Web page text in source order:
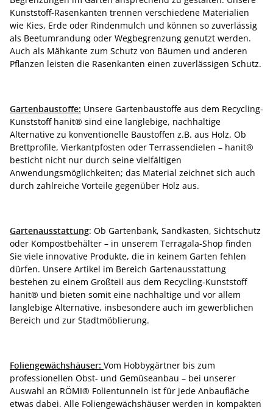
Kunststoff-Rasenkanten trennen verschiedene Materialien
wie Kies, Erde oder Rindenmulch und können so zuverlässig
als Beetumrandung oder Wegbegrenzung genutzt werden.
Auch als Mähkante zum Schutz von Bäumen und anderen
Pflanzen leisten die Rasenkanten einen zuverlässigen Schutz.
Gartenbaustoffe: Unsere Gartenbaustoffe aus dem Recycling-
Kunststoff hanit® sind eine langlebige, nachhaltige
Alternative zu konventionelle Baustoffen z.B. aus Holz. Ob
Brettprofile, Vierkantpfosten oder Terrassendielen – hanit®
besticht nicht nur durch seine vielfältigen
Anwendungsmöglichkeiten; das Material zeichnet sich auch
durch zahlreiche Vorteile gegenüber Holz aus.
Gartenausstattung: Ob Gartenbank, Sandkasten, Sichtschutz
oder Kompostbehälter – in unserem Terragala-Shop finden
Sie viele innovative Produkte, die in keinem Garten fehlen
dürfen. Unsere Artikel im Bereich Gartenausstattung
bestehen zu einem Großteil aus dem Recycling-Kunststoff
hanit® und bieten somit eine nachhaltige und vor allem
langlebige Alternative, insbesondere auch im gewerblichen
Bereich und zur Stadtmöblierung.
Foliengewächshäuser: Vom Hobbygärtner bis zum
professionellen Obst- und Gemüseanbau – bei unserer
Auswahl an RÖMI® Folientunneln ist für jede Anbaufläche
etwas dabei. Alle Foliengewächshäuser werden in kompakten